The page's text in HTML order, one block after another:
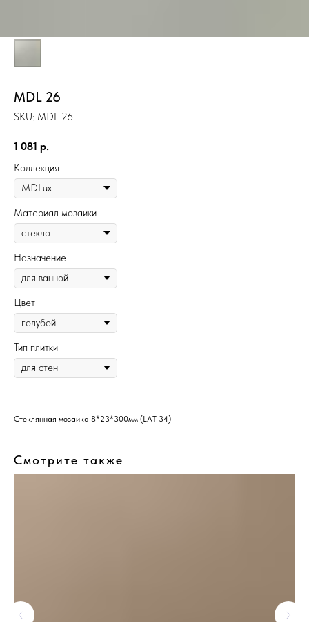
MDL 26
SKU: MDL 26
1 081 р.
Коллекция
Материал мозаики
Назначение
Цвет
Тип плитки
Стеклянная мозаика 8*23*300мм (LAT 34)
Смотрите также